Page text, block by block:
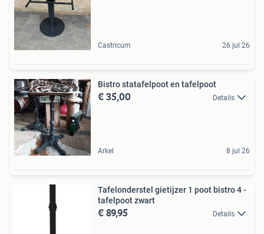
Castricum 26 jul 26
Bistro statafelpoot en tafelpoot
€ 35,00 Details
Arkel 8 jul 26
Tafelonderstel gietijzer 1 poot bistro 4 -
tafelpoot zwart
€ 89,95 Details